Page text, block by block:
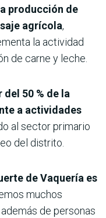
producción de
agrícola,
la actividad
de carne y leche.
50 % de la
a actividades
al sector primario
del distrito.
de Vaquería es
muchos
de personas